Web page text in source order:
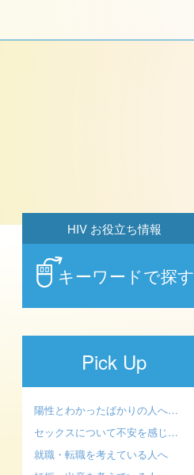
キーワードで探す
HIV お役立ち情報
Pick Up
陽性とわかったばかりの人へ…
セックスについて不安を感じ…
就職・転職を考えている人へ